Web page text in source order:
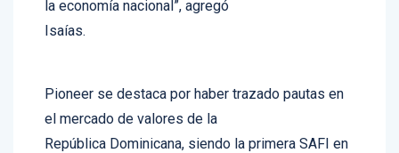
la economía nacional”, agregó
Isaías.
Pioneer se destaca por haber trazado pautas en
el mercado de valores de la
República Dominicana, siendo la primera SAFI en